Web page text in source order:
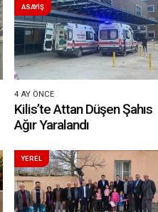
ASAYİŞ
4 AY ÖNCE
Kilis’te Attan Düşen Şahıs
Ağır Yaralandı
YEREL